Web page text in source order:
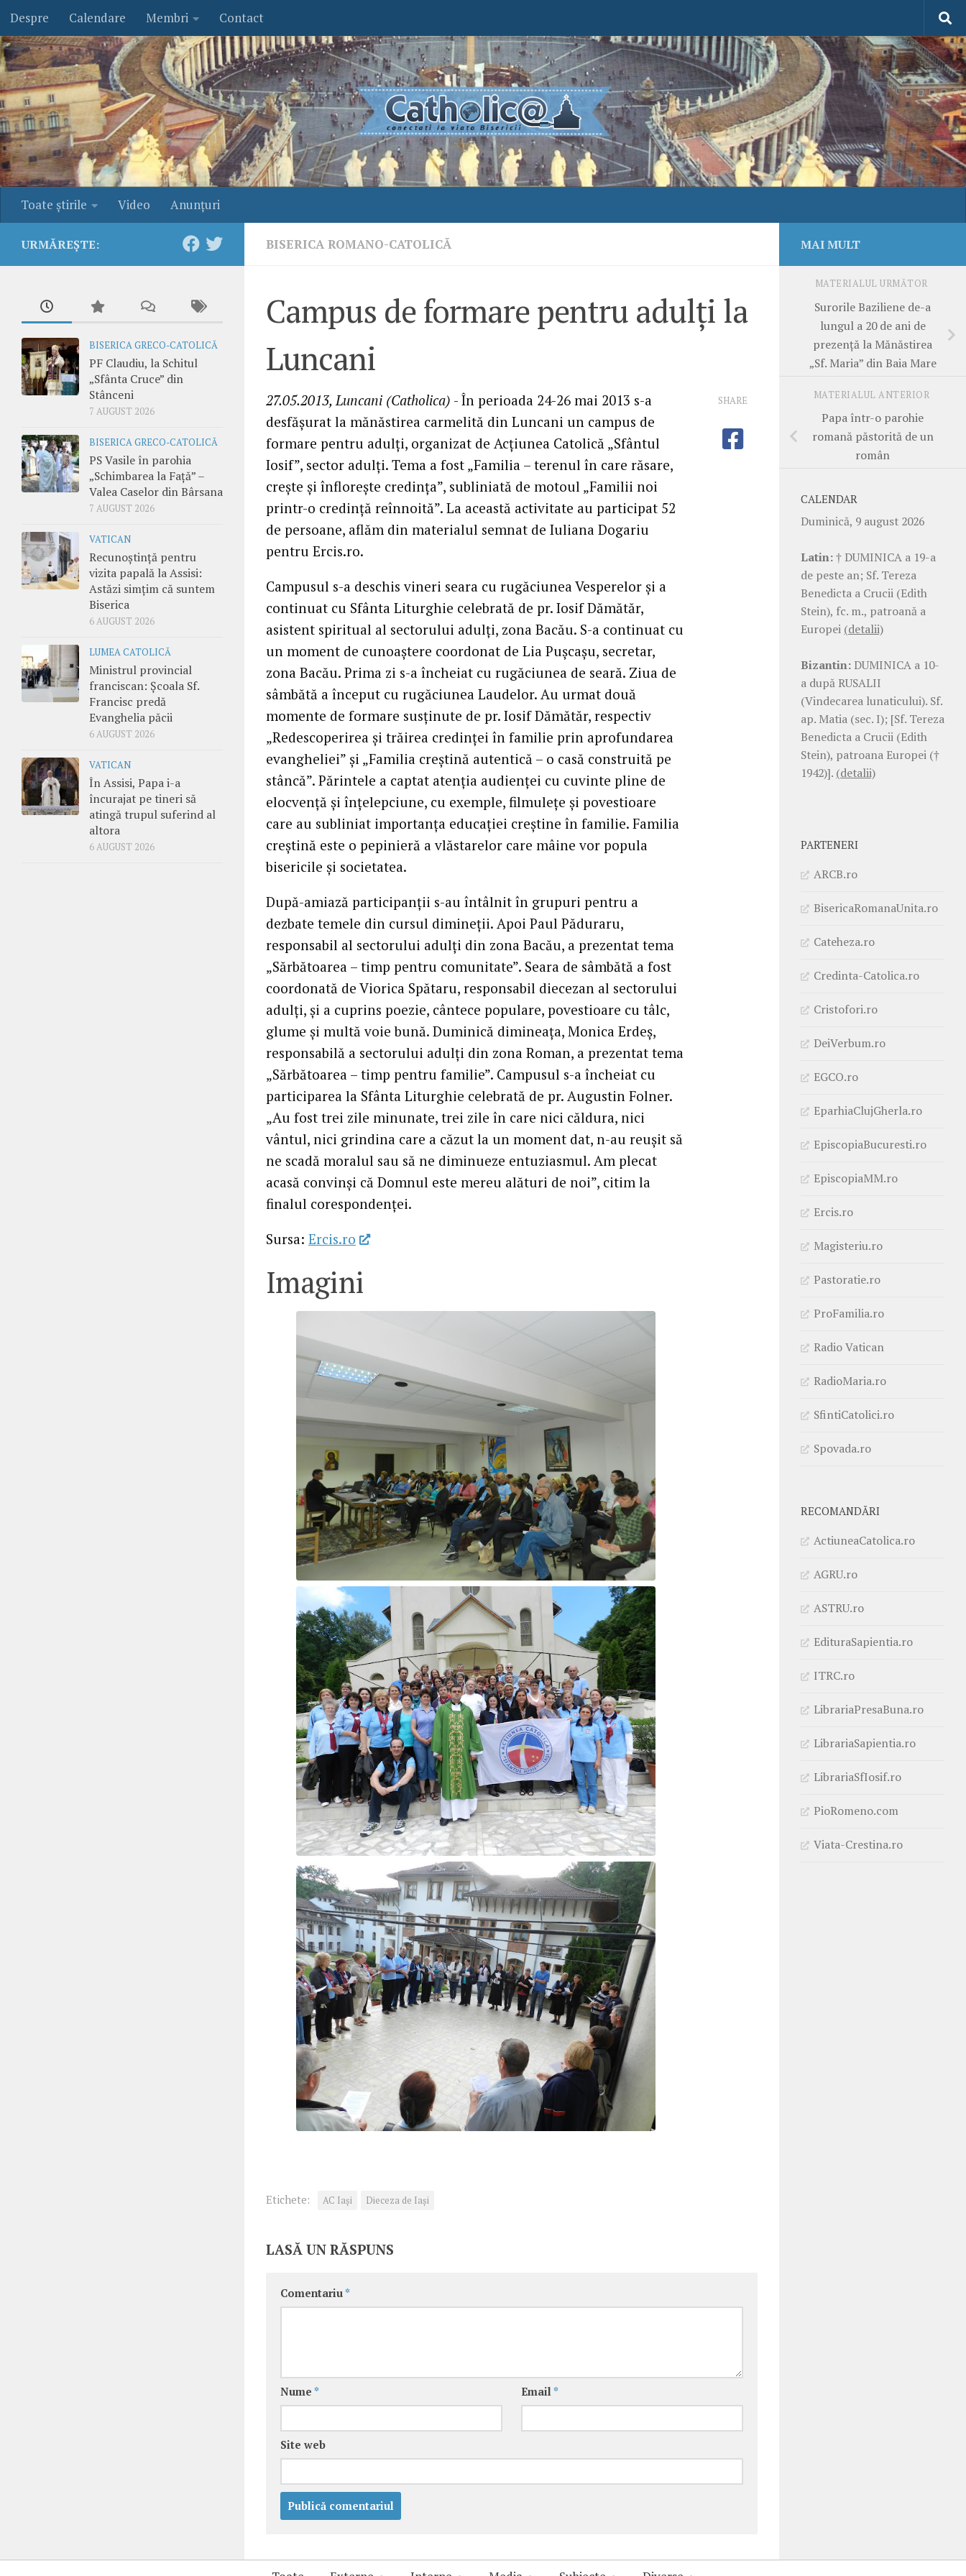
Skip to content
Despre Calendare Membri Contact
Toate ştirile Video Anunţuri
BISERICA ROMANO-CATOLICĂ
Campus de formare pentru adulţi la
Luncani
27.05.2013, Luncani (Catholica) - În perioada 24-26 mai 2013 s-a
desfăşurat la mănăstirea carmelită din Luncani un campus de
formare pentru adulţi, organizat de Acţiunea Catolică „Sfântul
Iosif”, sector adulţi. Tema a fost „Familia – terenul în care răsare,
creşte şi înfloreşte credinţa”, subliniată de motoul „Familii noi
printr-o credinţă reînnoită”. La această activitate au participat 52
de persoane, aflăm din materialul semnat de Iuliana Dogariu
pentru Ercis.ro.
Campusul s-a deschis vineri seara cu rugăciunea Vesperelor şi a
continuat cu Sfânta Liturghie celebrată de pr. Iosif Dămătăr,
asistent spiritual al sectorului adulţi, zona Bacău. S-a continuat cu
un moment de cunoaştere coordonat de Lia Puşcaşu, secretar,
zona Bacău. Prima zi s-a încheiat cu rugăciunea de seară. Ziua de
sâmbătă a început cu rugăciunea Laudelor. Au urmat două
momente de formare susţinute de pr. Iosif Dămătăr, respectiv
„Redescoperirea şi trăirea credinţei în familie prin aprofundarea
evangheliei” şi „Familia creştină autentică – o casă construită pe
stâncă”. Părintele a captat atenţia audienţei cu cuvinte pline de
elocvenţă şi înţelepciune, cu exemple, filmuleţe şi povestioare
care au subliniat importanţa educaţiei creştine în familie. Familia
creştină este o pepinieră a vlăstarelor care mâine vor popula
bisericile şi societatea.
După-amiază participanţii s-au întâlnit în grupuri pentru a
dezbate temele din cursul dimineţii. Apoi Paul Păduraru,
responsabil al sectorului adulţi din zona Bacău, a prezentat tema
„Sărbătoarea – timp pentru comunitate”. Seara de sâmbătă a fost
coordonată de Viorica Spătaru, responsabil diecezan al sectorului
adulţi, şi a cuprins poezie, cântece populare, povestioare cu tâlc,
glume şi multă voie bună. Duminică dimineaţa, Monica Erdeş,
responsabilă a sectorului adulţi din zona Roman, a prezentat tema
„Sărbătoarea – timp pentru familie”. Campusul s-a încheiat cu
participarea la Sfânta Liturghie celebrată de pr. Augustin Folner.
„Au fost trei zile minunate, trei zile în care nici căldura, nici
vântul, nici grindina care a căzut la un moment dat, n-au reuşit să
ne scadă moralul sau să ne diminueze entuziasmul. Am plecat
acasă convinşi că Domnul este mereu alături de noi”, citim la
finalul corespondenţei.
Sursa: Ercis.ro
Imagini
SHARE
Etichete: AC Iași Dieceza de Iași
LASĂ UN RĂSPUNS
Comentariu *
Nume * Email *
Site web
URMĂREȘTE:
BISERICA GRECO-CATOLICĂ
PF Claudiu, la Schitul
„Sfânta Cruce” din
Stânceni
7 AUGUST 2026
BISERICA GRECO-CATOLICĂ
PS Vasile în parohia
„Schimbarea la Față” –
Valea Caselor din Bârsana
7 AUGUST 2026
VATICAN
Recunoștință pentru
vizita papală la Assisi:
Astăzi simțim că suntem
Biserica
6 AUGUST 2026
LUMEA CATOLICĂ
Ministrul provincial
franciscan: Școala Sf.
Francisc predă
Evanghelia păcii
6 AUGUST 2026
VATICAN
În Assisi, Papa i-a
încurajat pe tineri să
atingă trupul suferind al
altora
6 AUGUST 2026
MAI MULT
MATERIALUL URMĂTOR
Surorile Baziliene de-a
lungul a 20 de ani de
prezenţă la Mănăstirea
„Sf. Maria” din Baia Mare
MATERIALUL ANTERIOR
Papa într-o parohie
romană păstorită de un
român
CALENDAR
Duminică, 9 august 2026
Latin:† DUMINICA a 19-a
de peste an; Sf. Tereza
Benedicta a Crucii (Edith
Stein), fc. m., patroană a
Europei (detalii)
Bizantin: DUMINICA a 10-
a după RUSALII
(Vindecarea lunaticului). Sf.
ap. Matia (sec. I); [Sf. Tereza
Benedicta a Crucii (Edith
Stein), patroana Europei (†
1942)]. (detalii)
PARTENERI
ARCB.ro
BisericaRomanaUnita.ro
Cateheza.ro
Credinta-Catolica.ro
Cristofori.ro
DeiVerbum.ro
EGCO.ro
EparhiaClujGherla.ro
EpiscopiaBucuresti.ro
EpiscopiaMM.ro
Ercis.ro
Magisteriu.ro
Pastoratie.ro
ProFamilia.ro
Radio Vatican
RadioMaria.ro
SfintiCatolici.ro
Spovada.ro
RECOMANDĂRI
ActiuneaCatolica.ro
AGRU.ro
ASTRU.ro
EdituraSapientia.ro
ITRC.ro
LibrariaPresaBuna.ro
LibrariaSapientia.ro
LibrariaSfIosif.ro
PioRomeno.com
Viata-Crestina.ro